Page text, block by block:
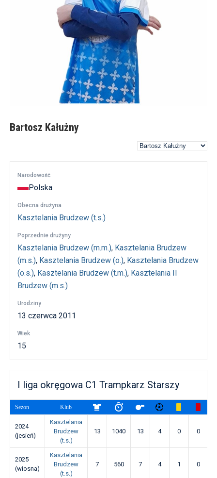
Bartosz Kałużny
Narodowość
Polska
Obecna drużyna
Kasztelania Brudzew (t.s.)
Poprzednie drużyny
Kasztelania Brudzew (m.m.), Kasztelania Brudzew
(m.s.), Kasztelania Brudzew (o.), Kasztelania Brudzew
(o.s.), Kasztelania Brudzew (t.m.), Kasztelania II
Brudzew (m.s.)
Urodziny
13 czerwca 2011
Wiek
15
I liga okręgowa C1 Trampkarz Starszy
Sezon Klub
2024
(jesień)
Kasztelania
Brudzew
(t.s.)
13 1040 13 4 0 0
2025
(wiosna)
Kasztelania
Brudzew
(t.s.)
7 560 7 4 1 0